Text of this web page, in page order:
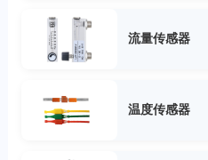
流量传感器
温度传感器